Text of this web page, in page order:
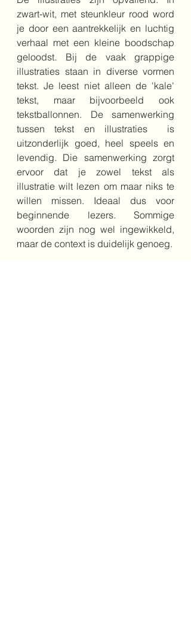
zwart-wit, met steunkleur rood word
je door een aantrekkelijk en luchtig
verhaal met een kleine boodschap
geloodst. Bij de vaak grappige
illustraties staan in diverse vormen
tekst. Je leest niet alleen de 'kale'
tekst, maar bijvoorbeeld ook
tekstballonnen. De samenwerking
tussen tekst en illustraties  is
uitzonderlijk goed, heel speels en
levendig. Die samenwerking zorgt
ervoor dat je zowel tekst als
illustratie wilt lezen om maar niks te
willen missen. Ideaal dus voor
beginnende lezers. Sommige
woorden zijn nog wel ingewikkeld,